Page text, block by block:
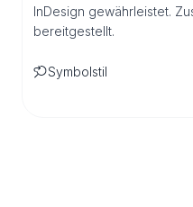
InDesign gewährleistet.
bereitgestellt.
Symbolstil